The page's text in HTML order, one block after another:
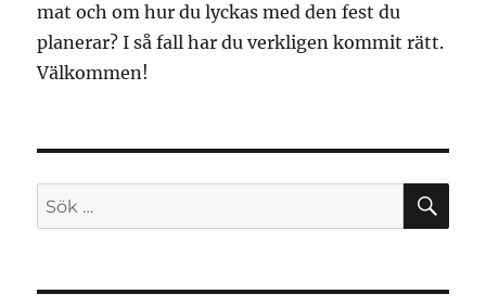
mat och om hur du lyckas med den fest du
planerar? I så fall har du verkligen kommit rätt.
Välkommen!
Sök
efter: